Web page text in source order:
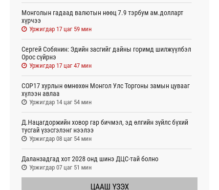
Монголын гадаад валютын нөөц 7.9 тэрбум ам.долларт
хүрчээ
Уржигдар 17 цаг 59 мин
Сергей Собянин: Эдийн засгийг дайны горимд шилжүүлбэл
Орос сүйрнэ
Уржигдар 17 цаг 47 мин
COP17 хурлын өмнөхөн Монгол Улс Торгоны замын цувааг
хүлээн авлаа
Уржигдар 14 цаг 54 мин
Д.Нацагдоржийн ховор гар бичмэл, эд өлгийн зүйлс бүхий
тусгай үзэсгэлэнг нээлээ
Уржигдар 08 цаг 54 мин
Даланзадгад хот 2028 онд шинэ ДЦС-тай болно
Уржигдар 07 цаг 51 мин
ЦААШ ҮЗЭХ